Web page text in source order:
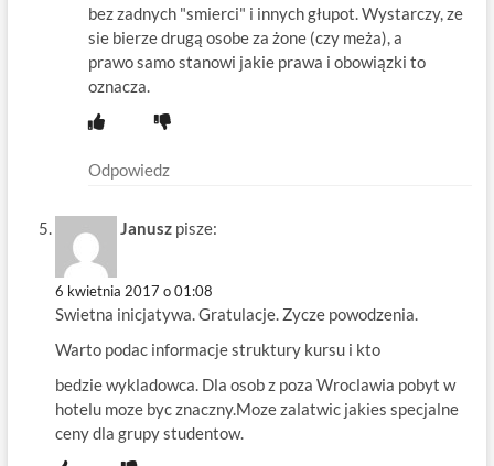
bez zadnych "smierci" i innych głupot. Wystarczy, ze
sie bierze drugą osobe za żone (czy meża), a
prawo samo stanowi jakie prawa i obowiązki to
oznacza.
Odpowiedz
Janusz pisze:
6 kwietnia 2017 o 01:08
Swietna inicjatywa. Gratulacje. Zycze powodzenia.
Warto podac informacje struktury kursu i kto
bedzie wykladowca. Dla osob z poza Wroclawia pobyt w
hotelu moze byc znaczny.Moze zalatwic jakies specjalne
ceny dla grupy studentow.